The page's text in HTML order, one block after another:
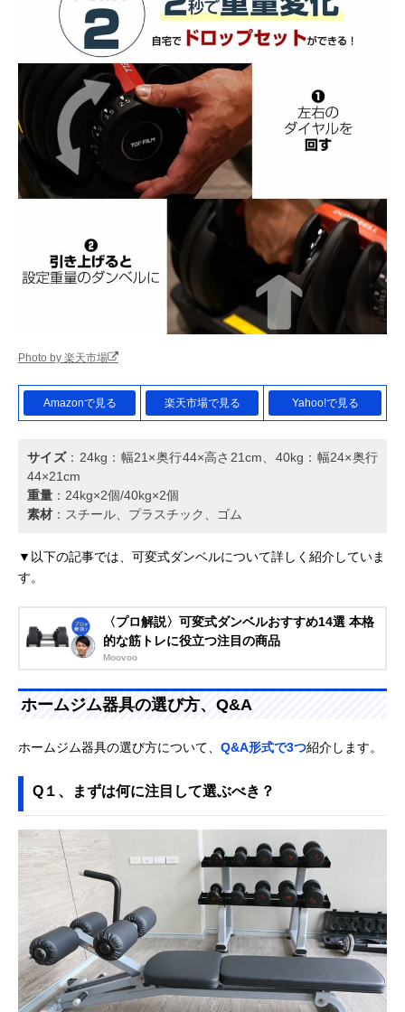
Photo by 楽天市場
Amazonで見る 楽天市場で見る Yahoo!で見る
サイズ：24kg：幅21×奥行44×高さ21cm、40kg：幅24×奥行
44×21cm
重量 ：24kg×2個/40kg×2個
素材 ：スチール、プラスチック、ゴム
▼以下の記事では、可変式ダンベルについて詳しく紹介していま
す。
〈プロ解説〉可変式ダンベルおすすめ14選 本格
的な筋トレに役立つ注目の商品
Moovoo
ホームジム器具の選び方、Q&A
ホームジム器具の選び方について、 Q&A形式で3つ紹介します。
Q１、まずは何に注目して選ぶべき？